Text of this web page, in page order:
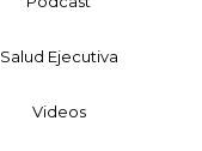
Salud Ejecutiva
Videos